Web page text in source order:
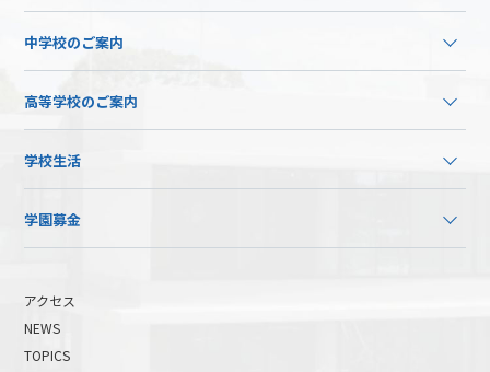
中学校のご案内
高等学校のご案内
学校生活
学園募金
アクセス
NEWS
TOPICS